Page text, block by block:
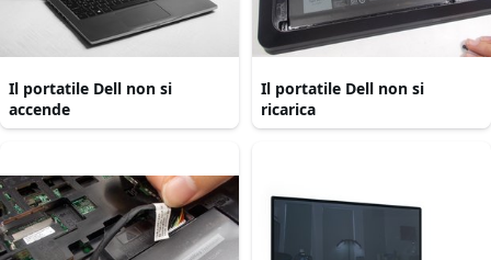
Il portatile Dell non si
accende
Il portatile Dell non si
ricarica